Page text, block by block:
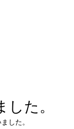
た。
した。